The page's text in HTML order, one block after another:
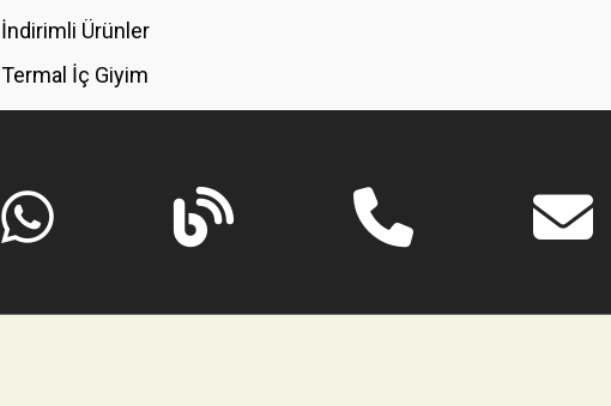
İndirimli Ürünler
Termal İç Giyim